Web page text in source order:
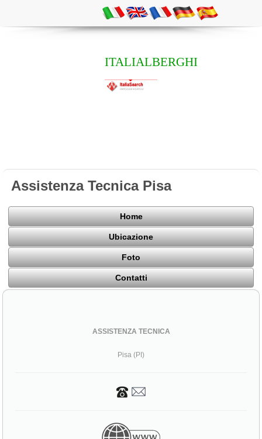
ITALIALBERGHI
Assistenza Tecnica Pisa
Home
Ubicazione
Foto
Contatti
ASSISTENZA TECNICA
Pisa (PI)